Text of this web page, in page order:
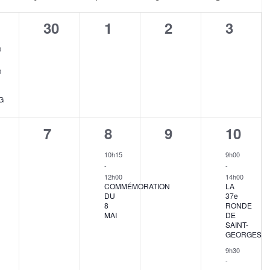
0
30
0
1
0
2
0
3
0
évènement,
7
1
évènement,
8
10h15
-
12h00
COMMÉMORATION
DU
8
MAI
0
évènement,
9
2
10
9h00
-
14h00
LA
37e
RONDE
DE
SAINT-
GEORGES
9h30
-